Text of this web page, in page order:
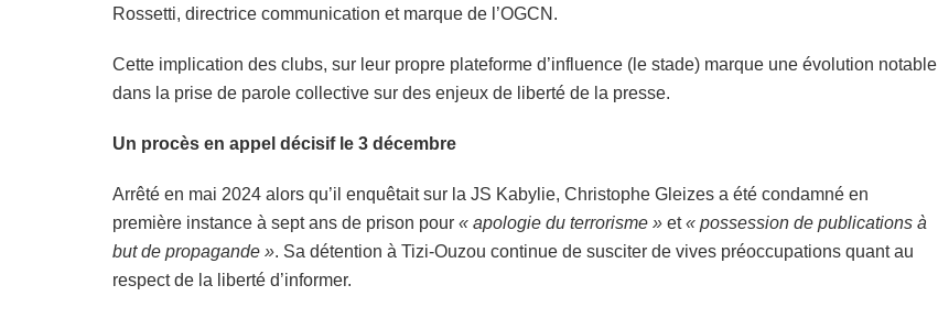
Rossetti, directrice communication et marque de l’OGCN.
Cette implication des clubs, sur leur propre plateforme d’influence (le stade) marque une évolution notable
dans la prise de parole collective sur des enjeux de liberté de la presse.
Un procès en appel décisif le 3 décembre
Arrêté en mai 2024 alors qu’il enquêtait sur la JS Kabylie, Christophe Gleizes a été condamné en
première instance à sept ans de prison pour « apologie du terrorisme » et« possession de publications à
but de propagande ». Sa détention à Tizi-Ouzou continue de susciter de vives préoccupations quant au
respect de la liberté d’informer.